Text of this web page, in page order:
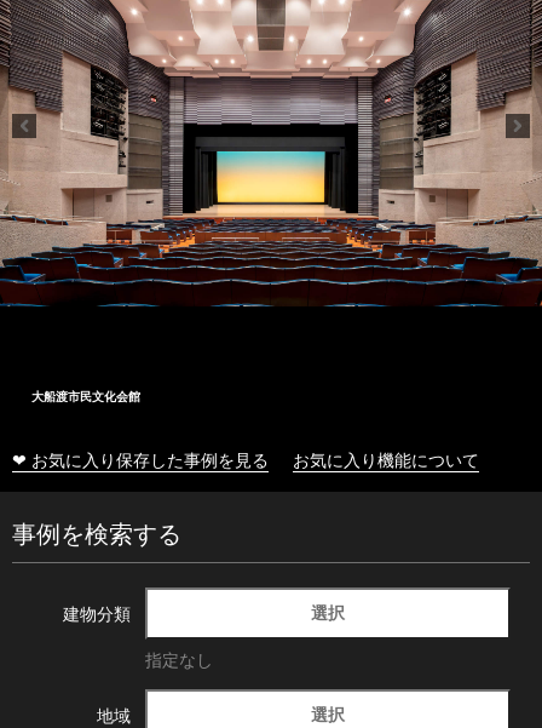
大船渡市民文化会館
❤ お気に入り保存した事例を見る お気に入り機能について
事例を検索する
建物分類 選択
指定なし
地域 選択